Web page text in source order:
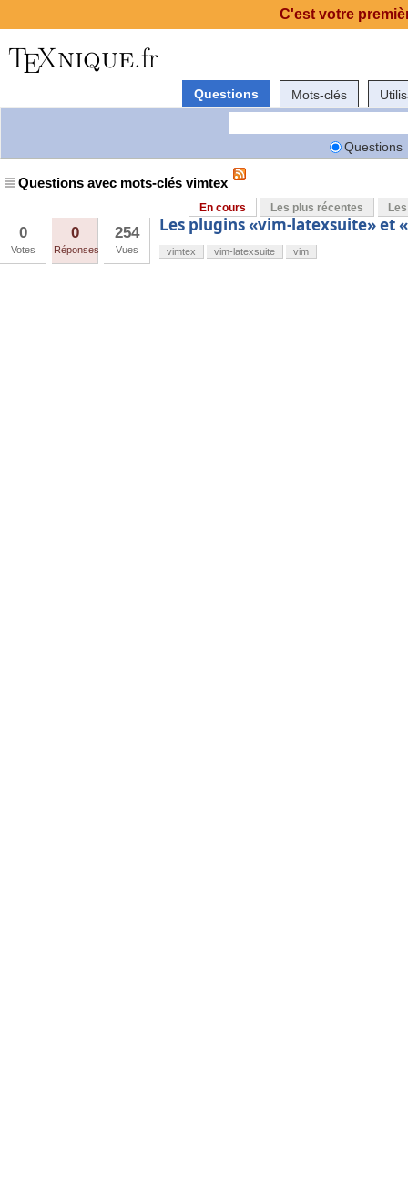
Questions Mots-clés
Questions
Questions avec mots-clés vimtex
En cours Les plus récentes
0
Votes
0
Réponses
254
Vues
Les plugins «vim-latexsuite» et
vimtex vim-latexsuite vim
C'est votre